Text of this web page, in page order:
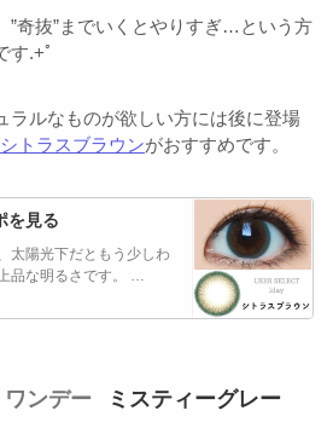
”奇抜”までいくとやりすぎ…という方
す.+ﾟ
ラルなものが欲しい方には後に登場
トラスブラウンがおすすめです。
を見る
太陽光下だともう少しわ
かりやすくなりましたが、上品な明るさです。 …
ンデー
ミスティーグレー